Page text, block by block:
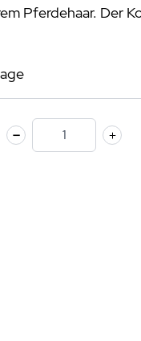
Pferdehaar. Der
Menge